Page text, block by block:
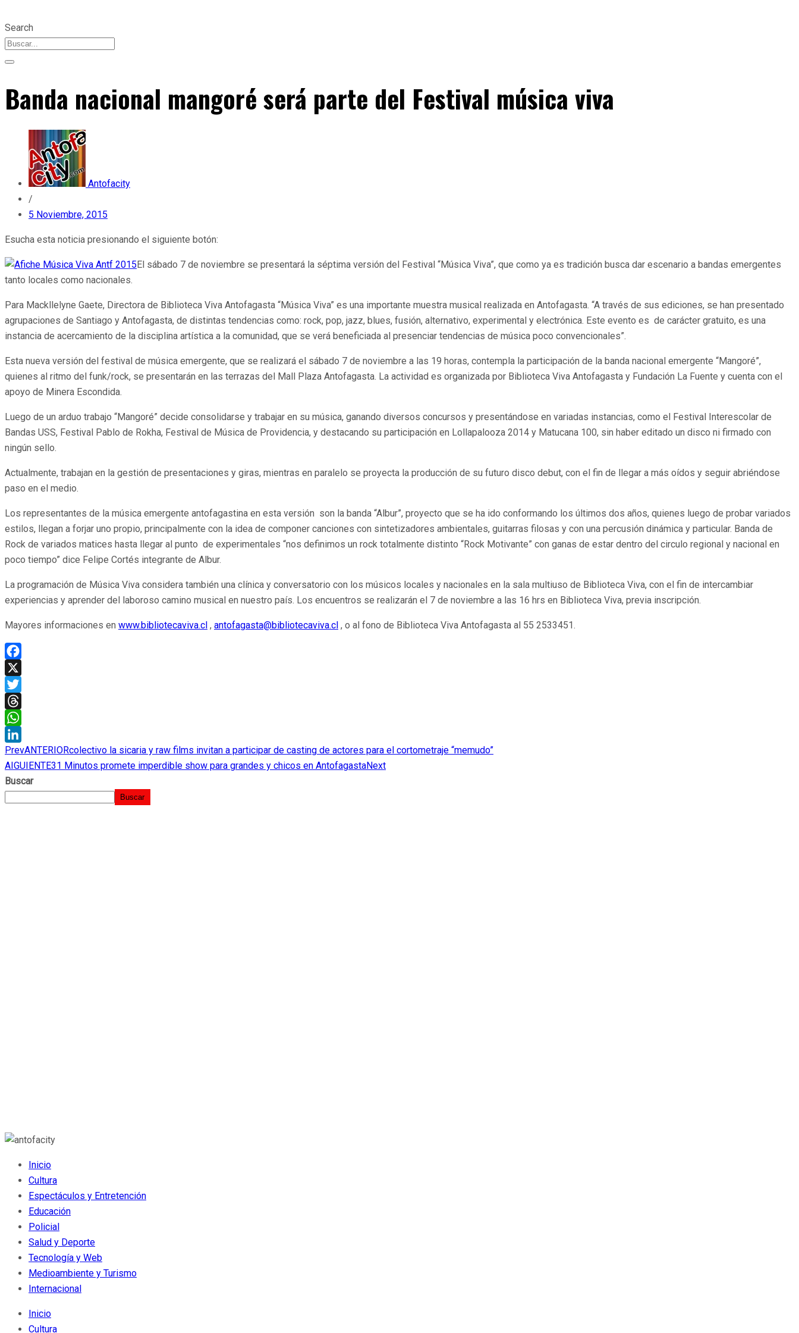
Search
Banda nacional mangoré será parte del Festival música viva
Antofacity
/
5 Noviembre, 2015
Esucha esta noticia presionando el siguiente botón:
El sábado 7 de noviembre se presentará la séptima versión del Festival “Música Viva”, que como ya es tradición busca dar escenario a bandas emergentes
tanto locales como nacionales.
Para Mackllelyne Gaete, Directora de Biblioteca Viva Antofagasta “Música Viva” es una importante muestra musical realizada en Antofagasta. “A través de sus ediciones, se han presentado
agrupaciones de Santiago y Antofagasta, de distintas tendencias como: rock, pop, jazz, blues, fusión, alternativo, experimental y electrónica. Este evento es de carácter gratuito, es una
instancia de acercamiento de la disciplina artística a la comunidad, que se verá beneficiada al presenciar tendencias de música poco convencionales”.
Esta nueva versión del festival de música emergente, que se realizará el sábado 7 de noviembre a las 19 horas, contempla la participación de la banda nacional emergente “Mangoré”,
quienes al ritmo del funk/rock, se presentarán en las terrazas del Mall Plaza Antofagasta. La actividad es organizada por Biblioteca Viva Antofagasta y Fundación La Fuente y cuenta con el
apoyo de Minera Escondida.
Luego de un arduo trabajo “Mangoré” decide consolidarse y trabajar en su música, ganando diversos concursos y presentándose en variadas instancias, como el Festival Interescolar de
Bandas USS, Festival Pablo de Rokha, Festival de Música de Providencia, y destacando su participación en Lollapalooza 2014 y Matucana 100, sin haber editado un disco ni firmado con
ningún sello.
Actualmente, trabajan en la gestión de presentaciones y giras, mientras en paralelo se proyecta la producción de su futuro disco debut, con el fin de llegar a más oídos y seguir abriéndose
paso en el medio.
Los representantes de la música emergente antofagastina en esta versión son la banda “Albur”, proyecto que se ha ido conformando los últimos dos años, quienes luego de probar variados
estilos, llegan a forjar uno propio, principalmente con la idea de componer canciones con sintetizadores ambientales, guitarras filosas y con una percusión dinámica y particular. Banda de
Rock de variados matices hasta llegar al punto de experimentales “nos definimos un rock totalmente distinto “Rock Motivante” con ganas de estar dentro del circulo regional y nacional en
poco tiempo” dice Felipe Cortés integrante de Albur.
La programación de Música Viva considera también una clínica y conversatorio con los músicos locales y nacionales en la sala multiuso de Biblioteca Viva, con el fin de intercambiar
experiencias y aprender del laboroso camino musical en nuestro país. Los encuentros se realizarán el 7 de noviembre a las 16 hrs en Biblioteca Viva, previa inscripción.
Mayores informaciones en www.bibliotecaviva.cl , antofagasta@bibliotecaviva.cl , o al fono de Biblioteca Viva Antofagasta al 55 2533451.
Facebook
X
Twitter
Threads
WhatsApp
LinkedIn
PrevANTERIORcolectivo la sicaria y raw films invitan a participar de casting de actores para el cortometraje “memudo”
AIGUIENTE31 Minutos promete imperdible show para grandes y chicos en AntofagastaNext
Buscar
Buscar
Inicio
Cultura
Espectáculos y Entretención
Educación
Policial
Salud y Deporte
Tecnología y Web
Medioambiente y Turismo
Internacional
Inicio
Cultura